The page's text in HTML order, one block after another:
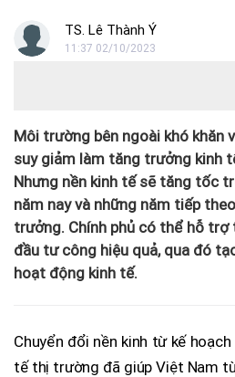
TS. Lê Thành Ý
11:37 02/10/2023
Môi trường bên ngoài khó khăn
suy giảm làm tăng trưởng kinh
Nhưng nền kinh tế sẽ tăng tốc
năm nay và những năm tiếp
trưởng. Chính phủ có thể hỗ
đầu tư công hiệu quả, qua đó
hoạt động kinh tế.
Chuyển đổi nền kinh từ kế
tế thị trường đã giúp Việt Nam